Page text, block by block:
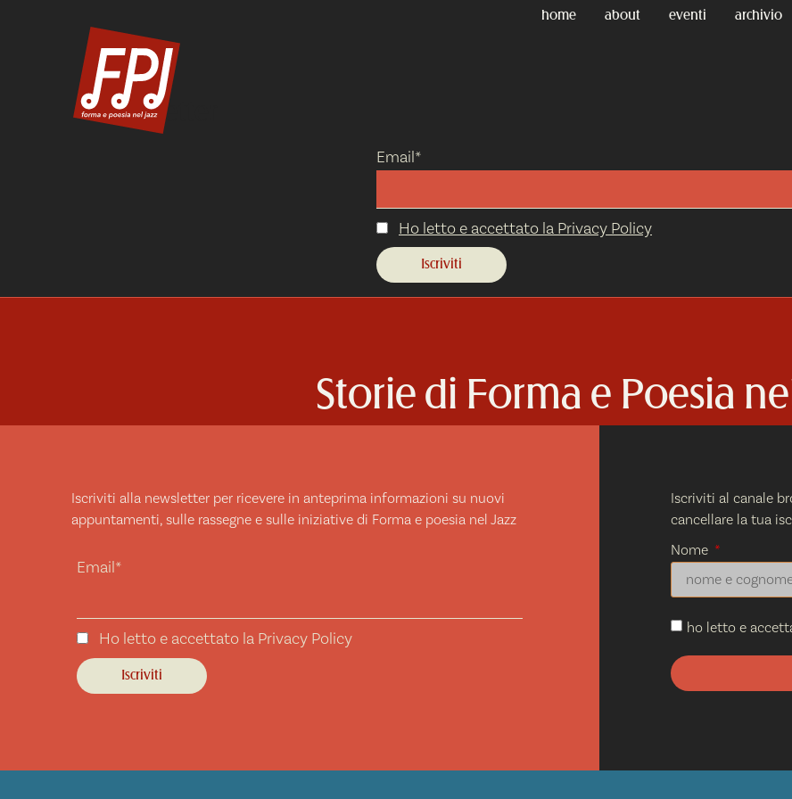
home about eventi archivio
Newsletter
Email*
Ho letto e accettato la Privacy Policy
Storie di Forma e Poesia
Iscriviti alla newsletter per ricevere in anteprima informazioni su nuovi
appuntamenti, sulle rassegne e sulle iniziative di Forma e poesia nel Jazz
Email*
Ho letto e accettato la Privacy Policy
Iscriviti al canale
cancellare la tua
Nome
ho letto e